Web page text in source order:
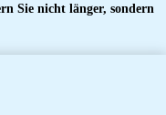
Sie nicht länger, sondern